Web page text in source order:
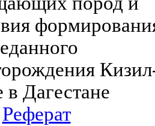
в Дагестане
Реферат